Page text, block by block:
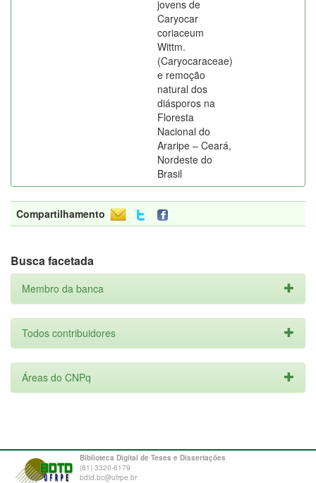
jovens de
Caryocar
coriaceum
Wittm.
(Caryocaraceae)
e remoção
natural dos
diásporos na
Floresta
Nacional do
Araripe – Ceará,
Nordeste do
Brasil
Compartilhamento
Busca facetada
Membro da banca
Todos contribuidores
Áreas do CNPq
Biblioteca Digital de Teses e Dissertações
(81) 3320-6179
bdtd.bc@ufrpe.br